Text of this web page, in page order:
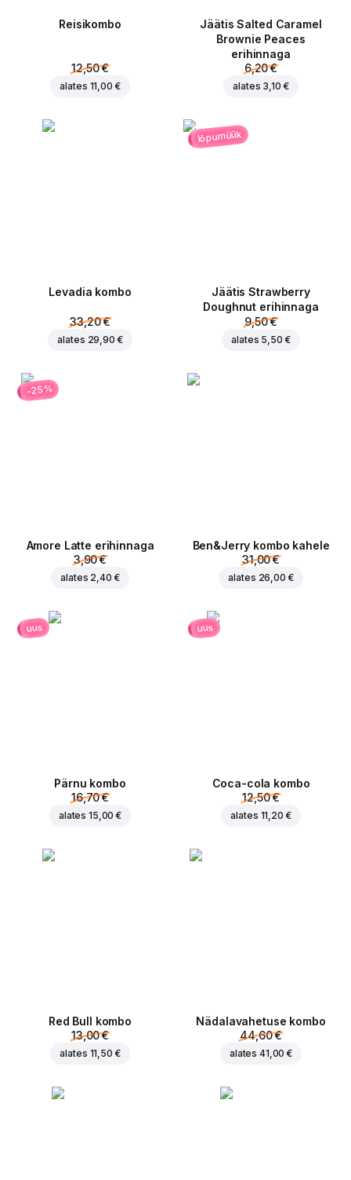
Reisikombo
12,50 €
alates 11,00 €
Jäätis Salted Caramel
Brownie Peaces
erihinnaga
6,20 €
alates 3,10 €
Levadia kombo
33,20 €
alates 29,90 €
lõpumüük
Jäätis Strawberry
Doughnut erihinnaga
9,50 €
alates 5,50 €
-25%
Amore Latte erihinnaga
3,90 €
alates 2,40 €
Ben&Jerry kombo kahele
31,00 €
alates 26,00 €
uus
Pärnu kombo
16,70 €
alates 15,00 €
uus
Coca-cola kombo
12,50 €
alates 11,20 €
Red Bull kombo
13,00 €
alates 11,50 €
Nädalavahetuse kombo
44,60 €
alates 41,00 €